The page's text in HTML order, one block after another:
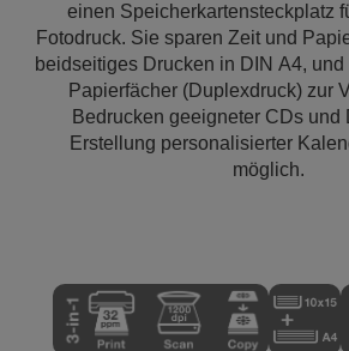
einen Speicherkartensteckplatz
Fotodruck. Sie sparen Zeit und
beidseitiges Drucken in DIN A4,
Papierfächer (Duplexdruck) zur
Bedrucken geeigneter CDs und
Erstellung personalisierter
möglich.